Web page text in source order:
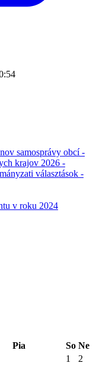
samosprávy obcí -
krajov 2026 -
választások -
v roku 2024
Pia So Ne
1 2